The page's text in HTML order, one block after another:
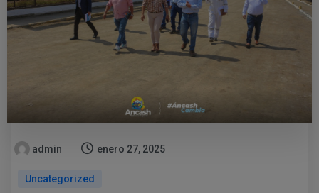
admin enero 27, 2025
Uncategorized